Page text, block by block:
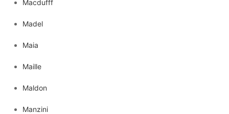
Macdufff
Madel
Maia
Maille
Maldon
Manzini